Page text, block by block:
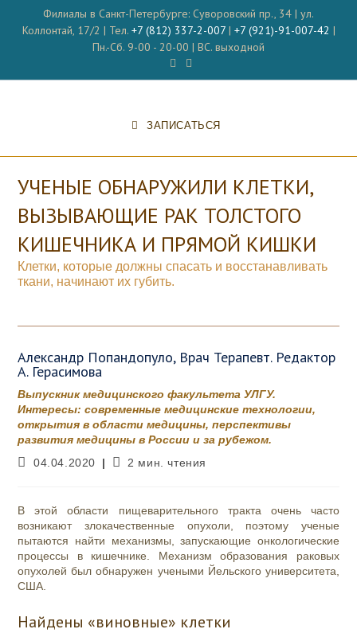
содержимому
Филиалы в Санкт-Петербурге: Суворовский пр., 34 | ул.
Коллонтай, 17/2 | Тел. +7 (812) 337-2-007| +7 (921)-91-007-42 |
Пн.-Сб. 9-00 - 20-00 | ВС. выходной
ЗАПИСАТЬСЯ
УЧЕНЫЕ ОБНАРУЖИЛИ КЛЕТКИ,
ВЫЗЫВАЮЩИЕ РАК ТОЛСТОГО
КИШЕЧНИКА И ПРЯМОЙ КИШКИ
Клетки, которые должны спасать и восстанавливать
ткани, начинают их губить.
Александр Попандопуло, Врач Терапевт. Редактор
А. Герасимова
Выпускник медицинского факультета УЛГУ.
Интересы: современные медицинские технологии,
открытия в области медицины, перспективы
развития медицины в России и за рубежом.
Запись
04.04.2020
Время
2 мин. чтения
В этой области пищеварительного тракта очень часто
возникают злокачественные опухоли, поэтому ученые
пытаются найти механизмы, запускающие онкологические
процессы в кишечнике. Механизм образования раковых
опухолей был обнаружен учеными Йельского университета,
США.
Найдены «виновные» клетки